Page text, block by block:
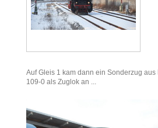
Auf Gleis 1 kam dann ein Sonderzug
109-0 als Zuglok an ...